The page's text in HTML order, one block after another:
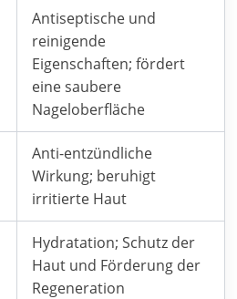
Antiseptische und
reinigende
Eigenschaften; fördert
eine saubere
Nageloberfläche
Anti-entzündliche
Wirkung; beruhigt
irritierte Haut
Hydratation; Schutz der
Haut und Förderung der
Regeneration